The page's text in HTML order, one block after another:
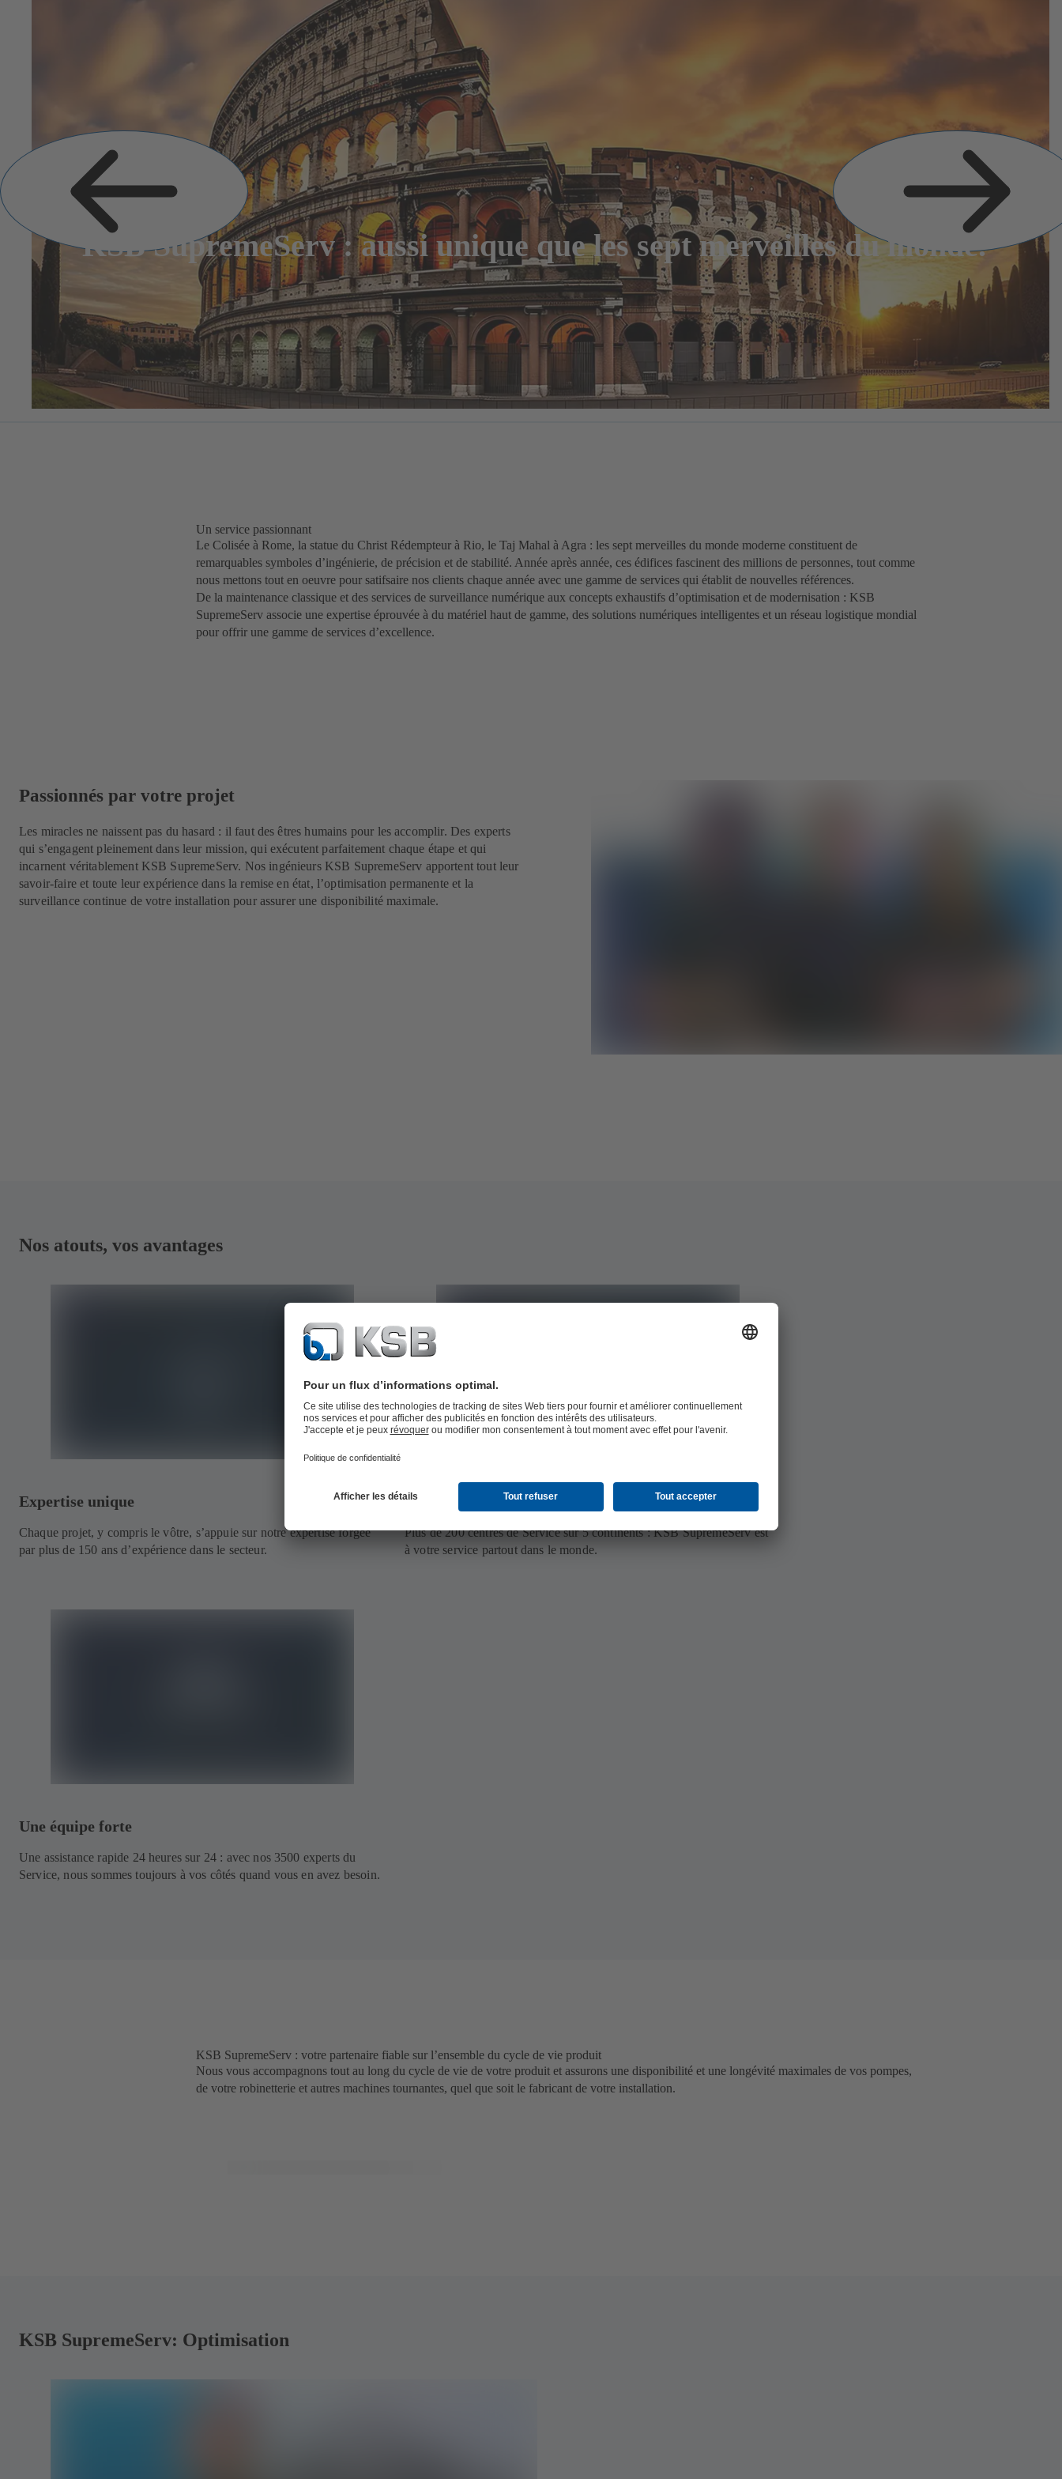
KSB SupremeServ : aussi unique que les sept merveilles du monde.
Diapositive
précédente
Diapositive
suivante
Un service passionnant
Le Colisée à Rome, la statue du Christ Rédempteur à Rio, le Taj Mahal à Agra : les sept merveilles du monde moderne constituent de
remarquables symboles d’ingénierie, de précision et de stabilité. Année après année, ces édifices fascinent des millions de personnes, tout comme
nous mettons tout en oeuvre pour satifsaire nos clients chaque année avec une gamme de services qui établit de nouvelles références.
De la maintenance classique et des services de surveillance numérique aux concepts exhaustifs d’optimisation et de modernisation : KSB
SupremeServ associe une expertise éprouvée à du matériel haut de gamme, des solutions numériques intelligentes et un réseau logistique mondial
pour offrir une gamme de services d’excellence.
Passionnés par votre projet
Les miracles ne naissent pas du hasard : il faut des êtres humains pour les accomplir. Des experts
qui s’engagent pleinement dans leur mission, qui exécutent parfaitement chaque étape et qui
incarnent véritablement KSB SupremeServ. Nos ingénieurs KSB SupremeServ apportent tout leur
savoir-faire et toute leur expérience dans la remise en état, l’optimisation permanente et la
surveillance continue de votre installation pour assurer une disponibilité maximale.
Nos atouts, vos avantages
Expertise unique
Chaque projet, y compris le vôtre, s’appuie sur notre expertise forgée
par plus de 150 ans d’expérience dans le secteur.
À votre service partout dans le monde
Plus de 200 centres de Service sur 5 continents : KSB SupremeServ est
à votre service partout dans le monde.
Une équipe forte
Une assistance rapide 24 heures sur 24 : avec nos 3500 experts du
Service, nous sommes toujours à vos côtés quand vous en avez besoin.
KSB SupremeServ : votre partenaire fiable sur l’ensemble du cycle de vie produit
Nous vous accompagnons tout au long du cycle de vie de votre produit et assurons une disponibilité et une longévité maximales de vos pompes,
de votre robinetterie et autres machines tournantes, quel que soit le fabricant de votre installation.
KSB SupremeServ: Optimisation